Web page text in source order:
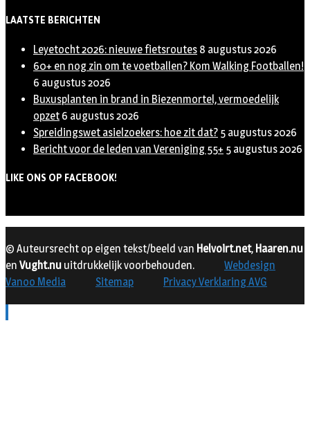
LAATSTE BERICHTEN
Leyetocht 2026: nieuwe fietsroutes 8 augustus 2026
60+ en nog zin om te voetballen? Kom Walking Footballen!
6 augustus 2026
Buxusplanten in brand in Biezenmortel, vermoedelijk
opzet 6 augustus 2026
Spreidingswet asielzoekers: hoe zit dat? 5 augustus 2026
Bericht voor de leden van Vereniging 55+ 5 augustus 2026
LIKE ONS OP FACEBOOK!
© Auteursrecht op eigen tekst/beeld van Helvoirt.net, Haaren.nu
en Vught.nu uitdrukkelijk voorbehouden.
Webdesign
Vanoo Media
Sitemap Privacy Verklaring AVG